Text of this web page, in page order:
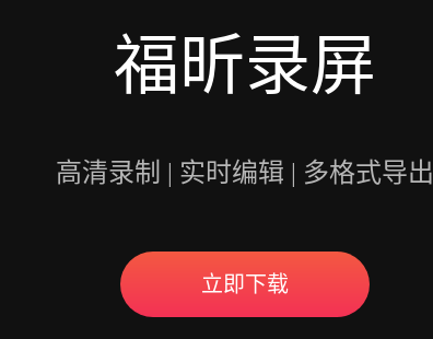
福昕录屏
高清录制 | 实时编辑 | 多格式导出
立即下载